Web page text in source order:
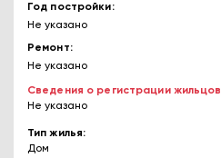
Год постройки
Не указано
Ремонт
Не указано
Сведения о регистрации жильцов
Не указано
Тип жилья
Дом